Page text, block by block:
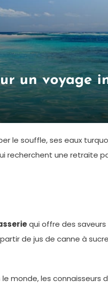
un voyage
le souffle, ses eaux
recherchent une retraite
qui offre des
de jus de canne à
monde, les connaisseurs